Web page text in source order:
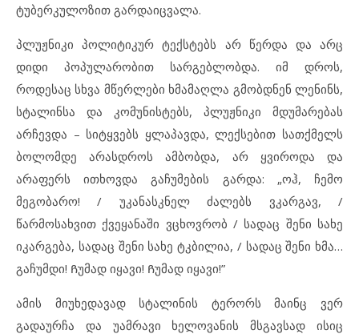
ტუბერკულოზით გარდაიცვალა.
პლუჟნიკი პოლიტიკურ ტექსტებს არ წერდა და არც
დიდი პოპულარობით სარგებლობდა. იმ დროს,
როდესაც სხვა მწერლები ხმამაღლა გმობდნენ ლენინს,
სტალინსა და კომუნისტებს, პლუჟნიკი მდუმარებას
არჩევდა – სიტყვებს ყლაპავდა, ლექსებით სათქმელს
ბოლომდე არასდროს ამბობდა, არ ყვიროდა და
არაფერს ითხოვდა გაჩუმების გარდა: „ოჰ, ჩემო
მეგობარო! / უკანასკნელ ძალებს ვკარგავ, /
წარმოსახვით ქვეყანაში ვცხოვრობ / სადაც შენი სახე
იკარგება, სადაც შენი სახე ტკბილია, / სადაც შენი ხმა…
გაჩუმდი! Ჩუმად იყავი! Ჩუმად იყავი!”
ამის მიუხედავად სტალინის ტერორს მაინც ვერ
გადაურჩა და უამრავი ხელოვანის მსგავსად ისიც